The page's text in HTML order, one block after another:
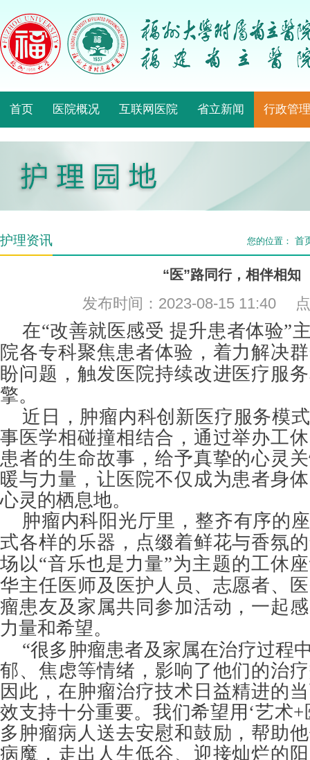
首页 医院概况 互联网医院 省立新闻 行政管理
护理资讯 您的位置： 首
“医”路同行，相伴相知
发布时间：2023-08-15 11:40
在“改善就医感受 提升患者体验”
院各专科聚焦患者体验，着力解决
盼问题，触发医院持续改进医疗服
擎。
近日，肿瘤内科创新医疗服务模
事医学相碰撞相结合，通过举办工
患者的生命故事，给予真挚的心灵
暖与力量，让医院不仅成为患者身
心灵的栖息地。
肿瘤内科阳光厅里，整齐有序的
式各样的乐器，点缀着鲜花与香氛
场以“音乐也是力量”为主题的工休
华主任医师及医护人员、志愿者、
瘤患友及家属共同参加活动，一起
力量和希望。
“很多肿瘤患者及家属在治疗过程
郁、焦虑等情绪，影响了他们的治
因此，在肿瘤治疗技术日益精进的
效支持十分重要。我们希望用‘艺术
多肿瘤病人送去安慰和鼓励，帮助
病魔，走出人生低谷、迎接灿烂的